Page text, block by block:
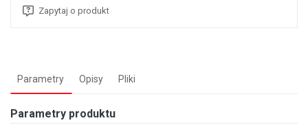
Zapytaj o produkt
Parametry Opisy Pliki
Parametry produktu